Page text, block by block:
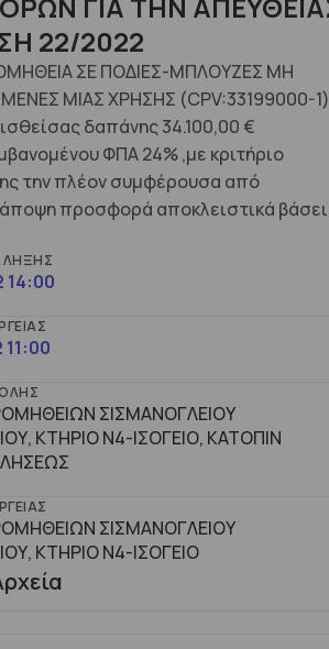
22/2022
ΣΕ ΠΟΔΙΕΣ-ΜΠΛΟΥΖΕΣ ΜΗ
ΜΙΑΣ ΧΡΗΣΗΣ (CPV:33199000-1)
δαπάνης 34.100,00 €
ΦΠΑ 24% ,με κριτήριο
την πλέον συμφέρουσα από
άποψη προσφορά αποκλειστικά βάσει
14:00
ΣΙΣΜΑΝΟΓΛΕΙΟΥ
ΚΤΗΡΙΟ Ν4-ΙΣΟΓΕΙΟ, ΚΑΤΟΠΙΝ
ΣΙΣΜΑΝΟΓΛΕΙΟΥ
ΚΤHΡΙΟ Ν4-ΙΣΟΓΕΙΟ